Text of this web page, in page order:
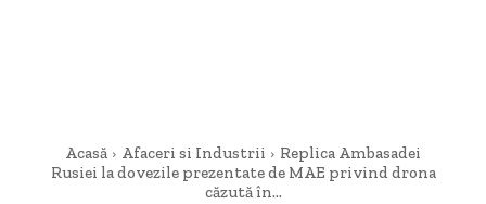
Acasă Afaceri si Industrii
Replica Ambasadei
Rusiei la dovezile prezentate de MAE privind drona
căzută în...